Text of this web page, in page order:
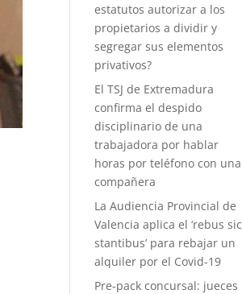
estatutos autorizar a los
propietarios a dividir y
segregar sus elementos
privativos?
El TSJ de Extremadura
confirma el despido
disciplinario de una
trabajadora por hablar
horas por teléfono con una
compañera
La Audiencia Provincial de
Valencia aplica el ‘rebus sic
stantibus’ para rebajar un
alquiler por el Covid-19
Pre-pack concursal: jueces